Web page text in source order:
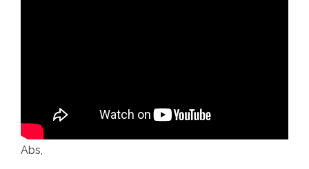
Abs,